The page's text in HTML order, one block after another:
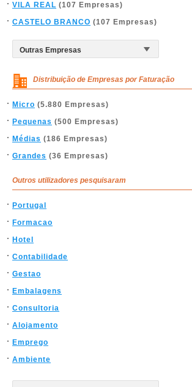
VILA REAL (107 Empresas)
CASTELO BRANCO (107 Empresas)
Distribuição de Empresas por Faturação
Micro (5.880 Empresas)
Pequenas (500 Empresas)
Médias (186 Empresas)
Grandes (36 Empresas)
Outros utilizadores pesquisaram
Portugal
Formacao
Hotel
Contabilidade
Gestao
Embalagens
Consultoria
Alojamento
Emprego
Ambiente